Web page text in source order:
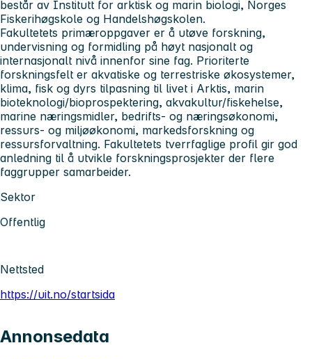
består av Institutt for arktisk og marin biologi, Norges
Fiskerihøgskole og Handelshøgskolen.
Fakultetets primæroppgaver er å utøve forskning,
undervisning og formidling på høyt nasjonalt og
internasjonalt nivå innenfor sine fag. Prioriterte
forskningsfelt er akvatiske og terrestriske økosystemer,
klima, fisk og dyrs tilpasning til livet i Arktis, marin
bioteknologi/bioprospektering, akvakultur/fiskehelse,
marine næringsmidler, bedrifts- og næringsøkonomi,
ressurs- og miljøøkonomi, markedsforskning og
ressursforvaltning. Fakultetets tverrfaglige profil gir god
anledning til å utvikle forskningsprosjekter der flere
faggrupper samarbeider.
Sektor
Offentlig
Nettsted
https://uit.no/startsida
Annonsedata